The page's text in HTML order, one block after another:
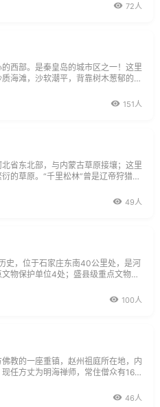
72人
西部。是秦皇岛的城市区之一！这里
海滩，沙软潮平，背靠树木葱郁的联
151人
省东北部，与内蒙古草原接壤；这里
的草原。“千里松林”曾是辽帝狩猎之
49人
史，位于石家庄东南40公里处，是河
物保护单位4处；盛县级重点文物保
100人
教的一座重镇，赵州祖庭所在地，内
任方丈为明海禅师，常住僧众有160
46人